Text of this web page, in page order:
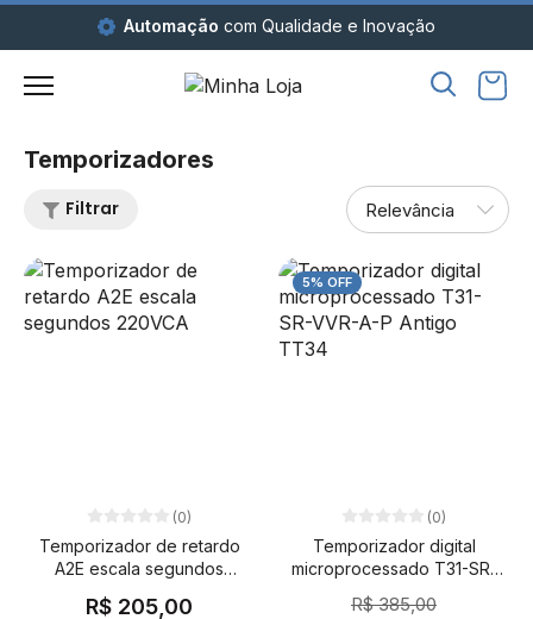
Automação com Qualidade e Inovação
Temporizadores
Filtrar
(0)
Temporizador de retardo
A2E escala segundos
R$ 205,00
5% OFF
(0)
Temporizador digital
microprocessado T31-SR-
VVR-A-P Antigo TT34
R$ 385,00